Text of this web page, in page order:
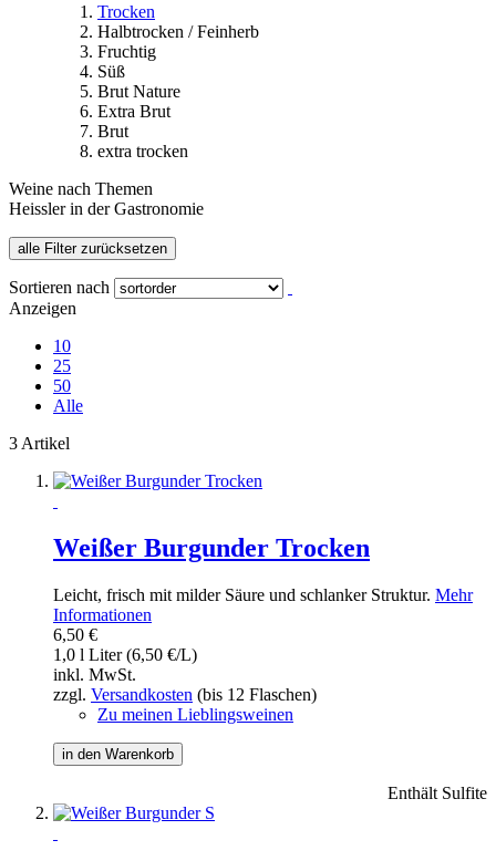
Trocken
Halbtrocken / Feinherb
Fruchtig
Süß
Brut Nature
Extra Brut
Brut
extra trocken
Weine nach Themen
Heissler in der Gastronomie
alle Filter zurücksetzen
Sortieren nach
Anzeigen
10
25
50
Alle
3 Artikel
Weißer Burgunder Trocken
Leicht, frisch mit milder Säure und schlanker Struktur. Mehr
Informationen
6,50 €
1,0 l Liter (6,50 €/L)
inkl. MwSt.
zzgl. Versandkosten (bis 12 Flaschen)
Zu meinen Lieblingsweinen
in den Warenkorb
Enthält Sulfite